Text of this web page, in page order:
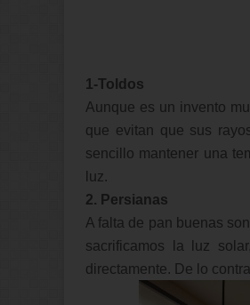
1-Toldos
Aunque es un invento
que evitan que sus
sencillo mantener una
luz.
2. Persianas
A falta de pan buenas
sacrificamos la luz
directamente. De lo